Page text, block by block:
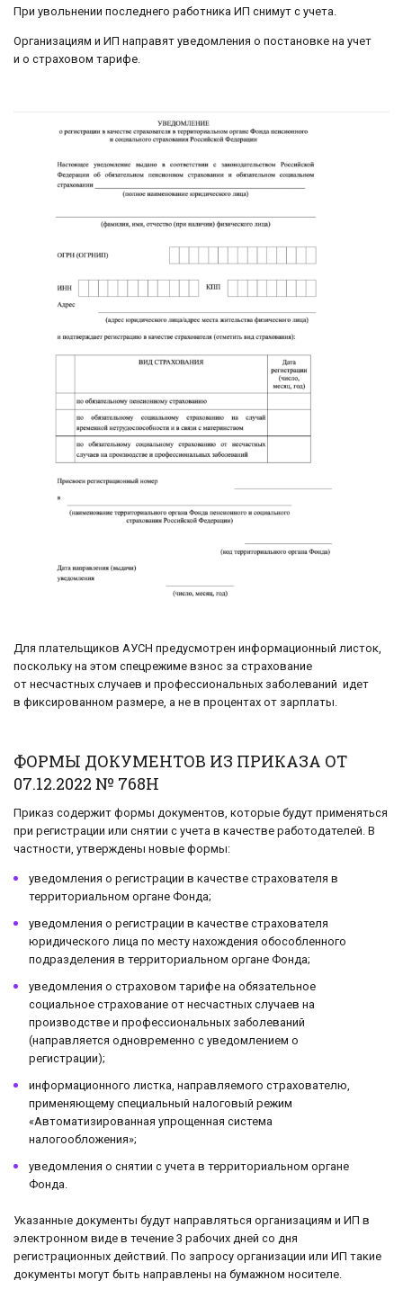
При увольнении последнего работника ИП снимут с учета.
Организациям и ИП направят уведомления о постановке на учет
и о страховом тарифе.
Для плательщиков АУСН предусмотрен информационный листок,
поскольку на этом спецрежиме взнос за страхование
от несчастных случаев и профессиональных заболеваний идет
в фиксированном размере, а не в процентах от зарплаты.
ФОРМЫ ДОКУМЕНТОВ ИЗ ПРИКАЗА ОТ
07.12.2022 № 768Н
Приказ содержит формы документов, которые будут применяться
при регистрации или снятии с учета в качестве работодателей. В
частности, утверждены новые формы:
уведомления о регистрации в качестве страхователя ‎в
территориальном органе Фонда;
уведомления о регистрации в качестве страхователя
юридического лица по месту нахождения обособленного
подразделения в территориальном органе Фонда;
уведомления о страховом тарифе на обязательное
социальное страхование от несчастных случаев на
производстве и профессиональных заболеваний
(направляется одновременно с уведомлением ‎о
регистрации);
информационного листка, направляемого страхователю,
применяющему специальный налоговый режим
«Автоматизированная упрощенная система
налогообложения»;
уведомления о снятии с учета в территориальном органе
Фонда.
Указанные документы будут направляться организациям и ИП в
электронном виде в течение 3 рабочих дней ‎со дня
регистрационных действий. По запросу организации или ИП такие
документы могут быть направлены на бумажном носителе.